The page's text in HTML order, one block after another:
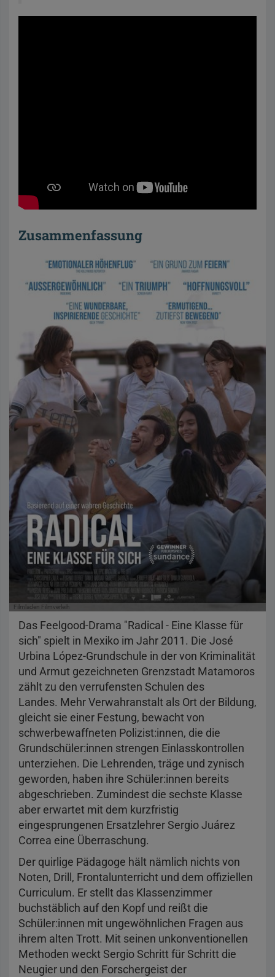
Zusammenfassung
Filmladen Filmverleih
Das Feelgood-Drama "Radical - Eine Klasse für
sich" spielt in Mexiko im Jahr 2011. Die José
Urbina López-Grundschule in der von Kriminalität
und Armut gezeichneten Grenzstadt Matamoros
zählt zu den verrufensten Schulen des
Landes. Mehr Verwahranstalt als Ort der Bildung,
gleicht sie einer Festung, bewacht von
schwerbewaffneten Polizist:innen, die die
Grundschüler:innen strengen Einlasskontrollen
unterziehen. Die Lehrenden, träge und zynisch
geworden, haben ihre Schüler:innen bereits
abgeschrieben. Zumindest die sechste Klasse
aber erwartet mit dem kurzfristig
eingesprungenen Ersatzlehrer Sergio Juárez
Correa eine Überraschung.
Der quirlige Pädagoge hält nämlich nichts von
Noten, Drill, Frontalunterricht und dem offiziellen
Curriculum. Er stellt das Klassenzimmer
buchstäblich auf den Kopf und reißt die
Schüler:innen mit ungewöhnlichen Fragen aus
ihrem alten Trott. Mit seinen unkonventionellen
Methoden weckt Sergio Schritt für Schritt die
Neugier und den Forschergeist der